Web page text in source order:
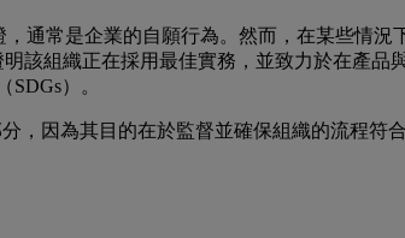
通常是企業的自願行為。然而，在某些情
該組織正在採用最佳實務，並致力於在產
）。
，因為其目的在於監督並確保組織的流程